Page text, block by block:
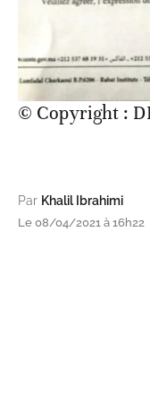
© Copyright :
Par Khalil Ibrahimi
Le 08/04/2021 à 16h22